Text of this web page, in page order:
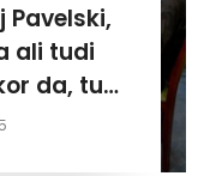
Pavelski,
ali tudi
tudi